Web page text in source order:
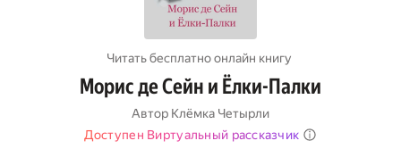
Читать бесплатно онлайн книгу
Морис де Сейн и Ёлки-Палки
Автор Клёмка Четырли
Доступен Виртуальный рассказчик